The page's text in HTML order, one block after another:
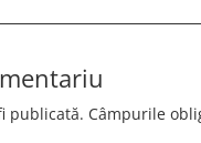
publicată. Câmpurile